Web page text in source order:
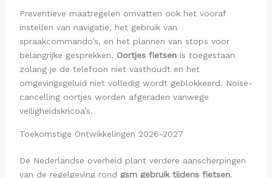
Preventieve maatregelen omvatten ook het vooraf
instellen van navigatie, het gebruik van
spraakcommando’s, en het plannen van stops voor
belangrijke gesprekken. Oortjes fietsenis toegestaan
zolang je de telefoon niet vasthoudt en het
omgevingsgeluid niet volledig wordt geblokkeerd. Noise-
cancelling oortjes worden afgeraden vanwege
veiligheidskricoa’s.
Toekomstige Ontwikkelingen 2026-2027
De Nederlandse overheid plant verdere aanscherpingen
van de regelgeving rond gsm gebruik tijdens fietsen.